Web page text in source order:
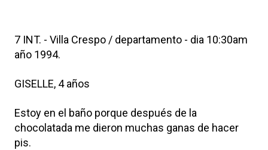
7 INT. - Villa Crespo / departamento - dia 10:30am
año 1994.
GISELLE, 4 años
Estoy en el baño porque después de la
chocolatada me dieron muchas ganas de hacer
pis.